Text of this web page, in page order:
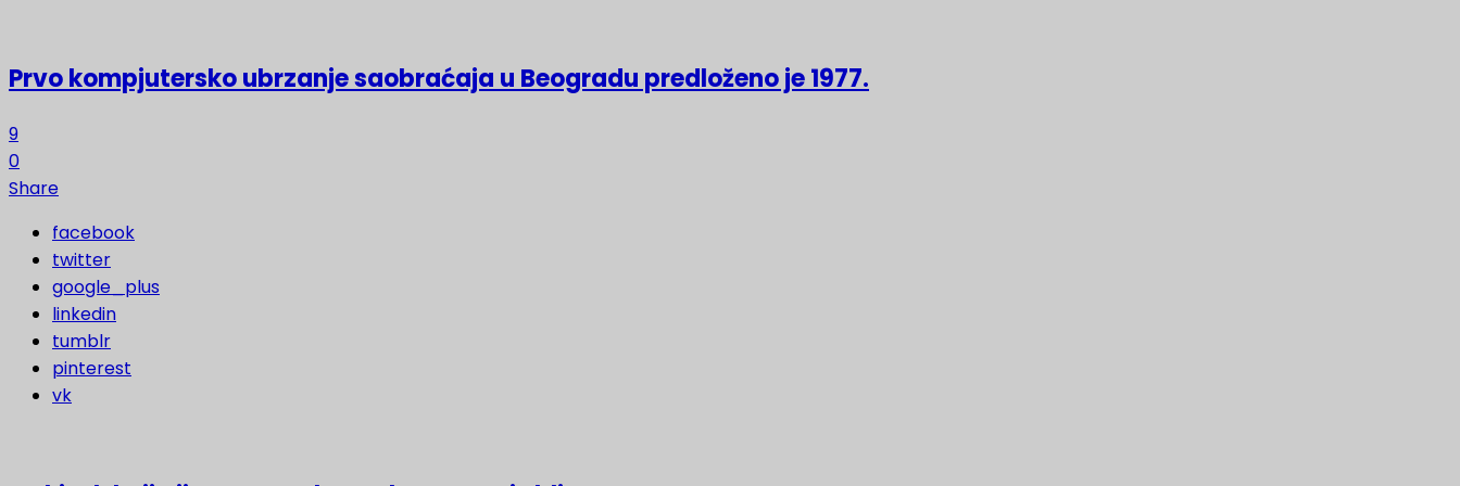
Prvo kompjutersko ubrzanje saobraćaja u Beogradu predloženo je 1977.
9
0
Share
facebook
twitter
google_plus
linkedin
tumblr
pinterest
vk